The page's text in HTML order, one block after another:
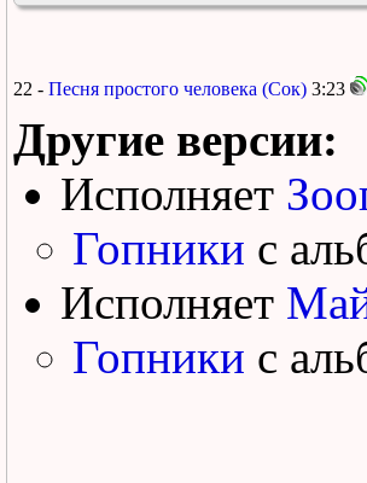
22 - Песня простого человека (Сок) 3:23
Другие версии:
Исполняет
Гопники с
Исполняет
Гопники с